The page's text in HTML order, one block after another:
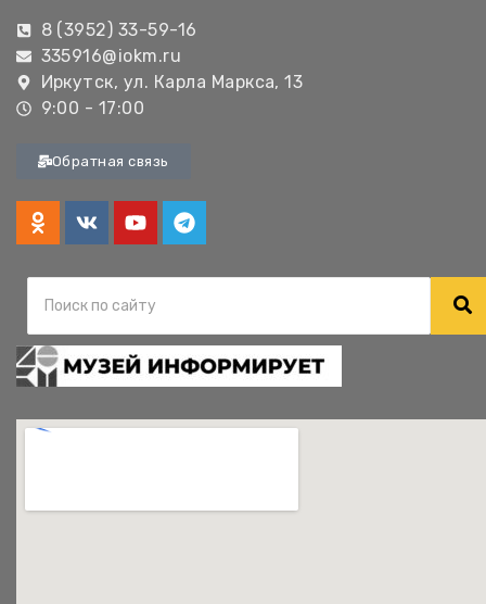
8 (3952) 33-59-16
335916@iokm.ru
Иркутск, ул. Карла Маркса, 13
9:00 - 17:00
Обратная связь